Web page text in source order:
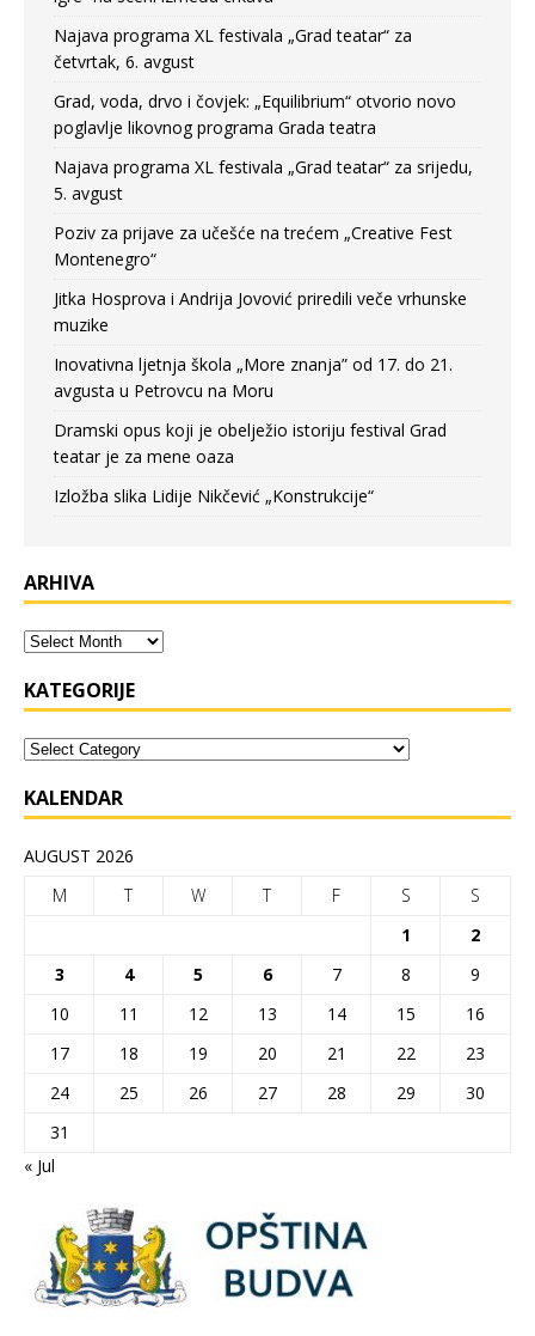
Najava programa XL festivala „Grad teatar“ za
četvrtak, 6. avgust
Grad, voda, drvo i čovjek: „Equilibrium“ otvorio novo
poglavlje likovnog programa Grada teatra
Najava programa XL festivala „Grad teatar“ za srijedu,
5. avgust
Poziv za prijave za učešće na trećem „Creative Fest
Montenegro“
Jitka Hosprova i Andrija Jovović priredili veče vrhunske
muzike
Inovativna ljetnja škola „More znanja” od 17. do 21.
avgusta u Petrovcu na Moru
Dramski opus koji je obelježio istoriju festival Grad
teatar je za mene oaza
Izložba slika Lidije Nikčević „Konstrukcije“
ARHIVA
KATEGORIJE
KALENDAR
AUGUST 2026
M
T W T F S
S
1
2
3
4 5 6 7 8
9
10
11 12 13 14 15
16
17
18 19 20 21 22
23
24
25 26 27 28 29
30
31
« Jul